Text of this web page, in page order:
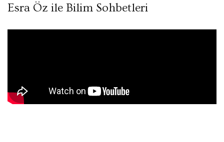
Esra Öz ile Bilim Sohbetleri